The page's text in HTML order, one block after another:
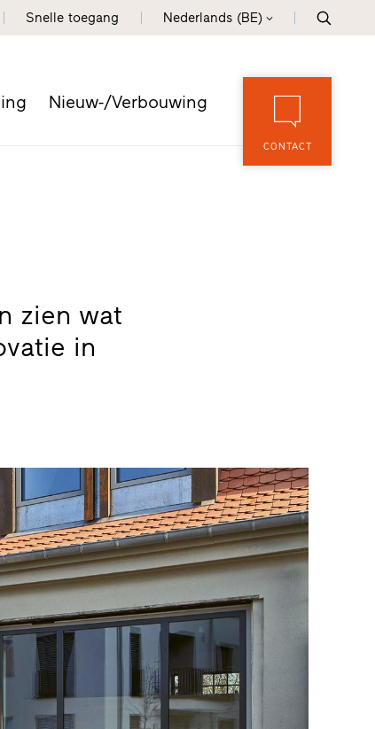
Snelle toegang Nederlands (BE)
Nieuw-/Verbouwing
CONTACT
zien wat
in